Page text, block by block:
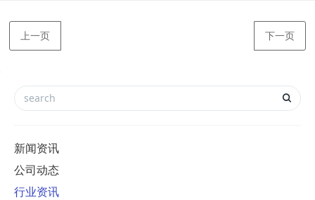
上一页 下一页
新闻资讯
公司动态
行业资讯